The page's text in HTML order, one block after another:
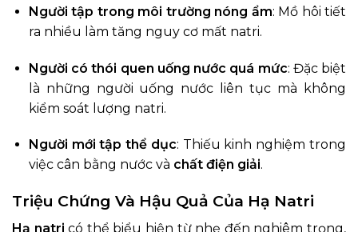
Người tập trong môi trường nóng ẩm: Mồ hôi tiết
ra nhiều làm tăng nguy cơ mất natri.
Người có thói quen uống nước quá mức: Đặc biệt
là những người uống nước liên tục mà không
kiểm soát lượng natri.
Người mới tập thể dục: Thiếu kinh nghiệm trong
việc cân bằng nước và chất điện giải.
Triệu Chứng Và Hậu Quả Của Hạ Natri
Hạ natri có thể biểu hiện từ nhẹ đến nghiêm trọng,